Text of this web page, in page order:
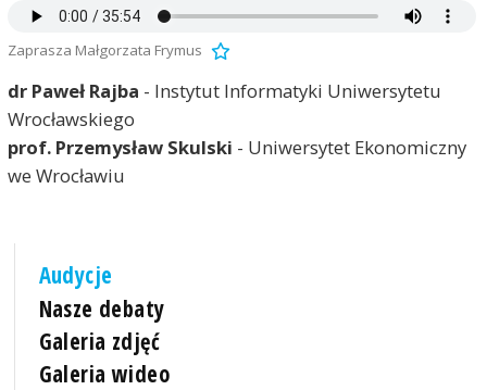
Zaprasza Małgorzata Frymus
dr Paweł Rajba - Instytut Informatyki Uniwersytetu
Wrocławskiego
prof. Przemysław Skulski - Uniwersytet Ekonomiczny
we Wrocławiu
Audycje
Nasze debaty
Galeria zdjęć
Galeria wideo